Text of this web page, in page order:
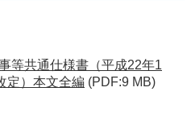
等共通仕様書（平成22年1
定）本文全編 (PDF:9 MB)